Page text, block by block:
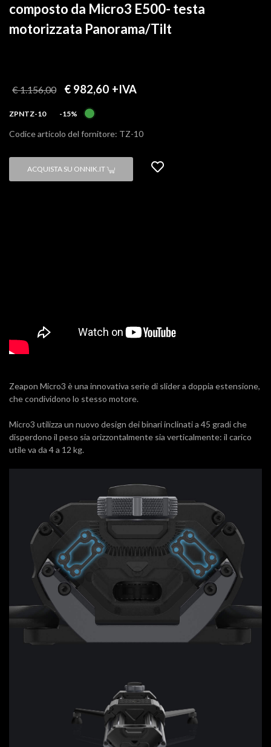
composto da Micro3 E500- testa
motorizzata Panorama/Tilt
€ 1.156,00 € 982,60 +IVA
ZPNTZ-10 -15%
Codice articolo del fornitore: TZ-10
ACQUISTA SU ONNIK.IT
Zeapon Micro3 è una innovativa serie di slider a doppia estensione,
che condividono lo stesso motore.
Micro3 utilizza un nuovo design dei binari inclinati a 45 gradi che
disperdono il peso sia orizzontalmente sia verticalmente: il carico
utile va da 4 a 12 kg.